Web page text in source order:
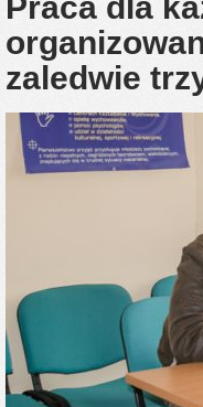
zaledwie